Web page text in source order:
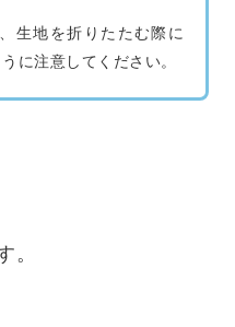
生地を折りたたむ際に
に注意してください。
。